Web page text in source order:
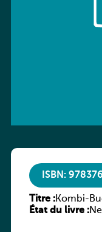
ISBN:
Titre :Kombi-
État du livre :